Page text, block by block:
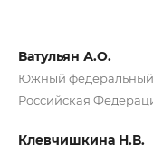
Ватульян А.О.
Южный федеральный
Российская
Клевчишкина Н.В.